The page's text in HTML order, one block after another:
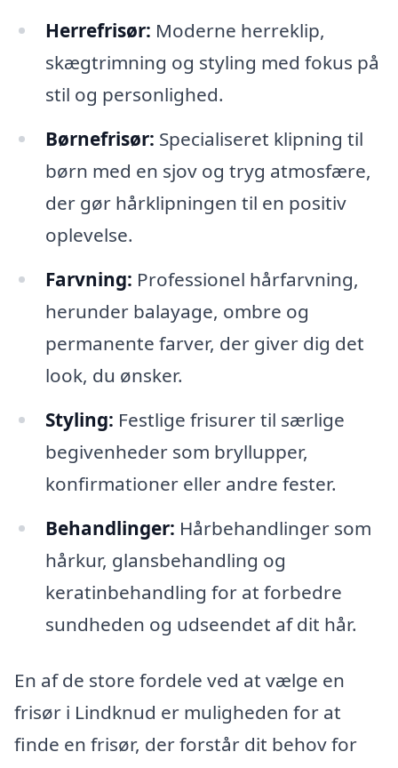
Herrefrisør: Moderne herreklip,
skægtrimning og styling med fokus på
stil og personlighed.
Børnefrisør: Specialiseret klipning til
børn med en sjov og tryg atmosfære,
der gør hårklipningen til en positiv
oplevelse.
Farvning: Professionel hårfarvning,
herunder balayage, ombre og
permanente farver, der giver dig det
look, du ønsker.
Styling: Festlige frisurer til særlige
begivenheder som bryllupper,
konfirmationer eller andre fester.
Behandlinger: Hårbehandlinger som
hårkur, glansbehandling og
keratinbehandling for at forbedre
sundheden og udseendet af dit hår.
En af de store fordele ved at vælge en
frisør i Lindknud er muligheden for at
finde en frisør, der forstår dit behov for